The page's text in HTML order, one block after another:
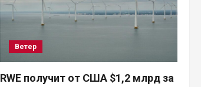
Ветер
RWE получит от США $1,2 млрд за